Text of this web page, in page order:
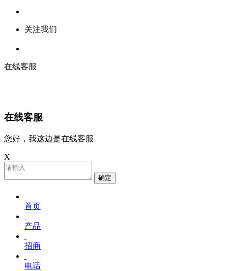
关注我们
在线客服
在线客服
您好，我这边是在线客服
X
确定
首页
产品
招商
电话